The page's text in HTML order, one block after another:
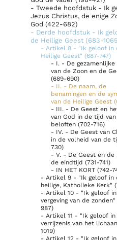
Thema’s
Berichten
Denzinger
Nieuwste Documenten
5. Het gebed van de Kerk
In Christus wordt onze
Leer de kostbare parel van
Gods Koninkrijk groeit
De mystiek. De mystieke
Berichten
Het Vaticaan publiceert een
van het Romeins
Vaticaanse financiële
Paus spreekt het
- Tweede hoofdstuk - Ik
Jezus Christus, de enige
God (422-682)
- Derde hoofdstuk - Ik
de Heilige Geest (683-
- Artikel 8 - "Ik geloof in
Heilige Geest" (687-747)
- I. - De gezamenlijke
van de Zoon en de
(689-690)
- II. - De naam, de
benamingen en de
van de Heilige Geest
- III. - De Geest en
van God in de tijd
beloften (702-716)
- IV. - De Geest van
in de volheid van de
730)
- V. - De Geest en de
de eindtijd (731-741)
- IN HET KORT (742-
- Artikel 9 - "Ik geloof in
heilige, Katholieke Kerk"
- Artikel 10 - "Ik geloof
vergeving van de
987)
- Artikel 11 - "Ik geloof in
verrijzenis van het
1019)
- II. - De naam, de
de Heilige Geest (691-701)
De eigennaam van de
"Heilige Geest", zo
die wij aanbidden en
de Vader en de Zoon.
ontvangen van de
Doopsel van haar
De term "Geest"
de Hebreeuwse
allereerst adem,
betekent. Jezus
zintuiglijke beeld
Nikodemus een
transcendente
persoonlijk Gods
goddelijke Geest